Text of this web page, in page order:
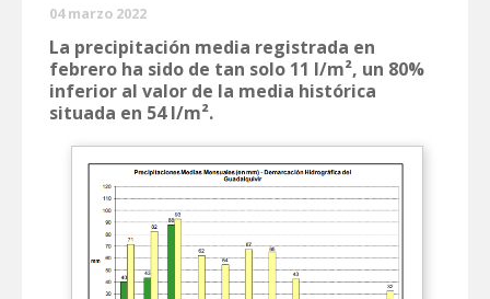
04 marzo 2022
La precipitación media registrada en
febrero ha sido de tan solo 11 l/m², un 80%
inferior al valor de la media histórica
situada en 54 l/m².